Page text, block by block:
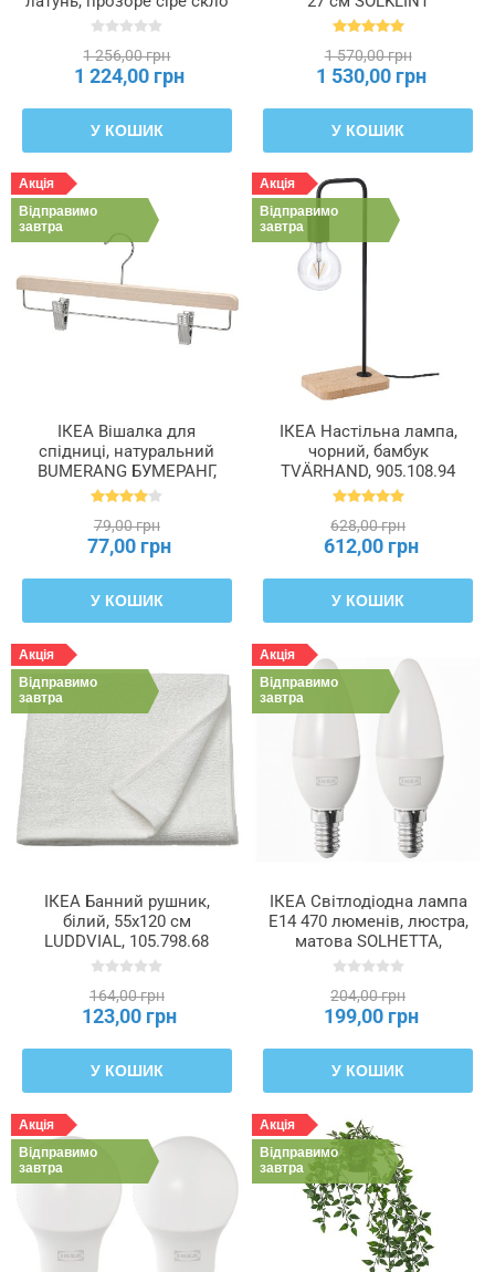
SOLKLINT СОЛКЛІНТ,
1 256,00 грн
1 224,00 грн
У КОШИК
СОЛКЛІНТ, 404.720.31
1 570,00 грн
1 530,00 грн
У КОШИК
Акція
Відправимо
завтра
ІКЕА Вішалка для
спідниці, натуральний
BUMERANG БУМЕРАНГ,
404.324.79
79,00 грн
77,00 грн
У КОШИК
Акція
Відправимо
завтра
ІКЕА Настільна лампа,
чорний, бамбук
TVÄRHAND, 905.108.94
628,00 грн
612,00 грн
У КОШИК
Акція
Відправимо
завтра
ІКЕА Банний рушник,
білий, 55x120 см
LUDDVIAL, 105.798.68
164,00 грн
123,00 грн
У КОШИК
Акція
Відправимо
завтра
ІКЕА Світлодіодна лампа
E14 470 люменів, люстра,
матова SOLHETTA,
205.840.15
204,00 грн
199,00 грн
У КОШИК
Акція
Відправимо
завтра
Акція
Відправимо
завтра